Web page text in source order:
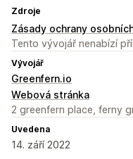
Zdroje
Zásady ochrany
Tento vývojář nenabízí
Vývojář
Greenfern.io
Webová stránka
2 greenfern place, ferny
Uvedena
14. září 2022